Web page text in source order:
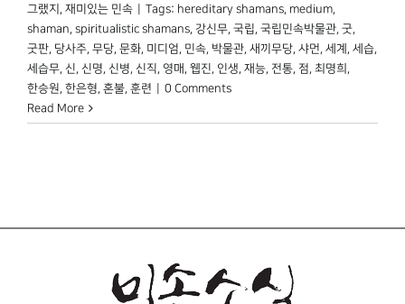
그랬지 , 재미있는 민속 Tags: hereditary shamans, medium,
shaman, spiritualistic shamans, 강신무, 국립, 국립민속박물관, 굿,
굿판, 당사주, 무당, 문화, 미디엄, 민속, 박물관, 새끼무당, 샤먼, 세계 , 세습,
세습무, 신, 신명, 신병, 신직, 영매 , 웹진, 인생, 재능, 전통, 점, 최명희 ,
한승원, 한은형, 혼불, 훈련
0 Comments
Read More